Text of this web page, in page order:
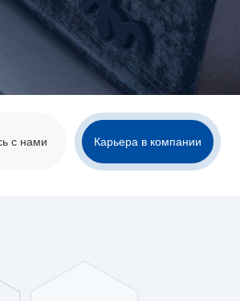
с нами Карьера в компании